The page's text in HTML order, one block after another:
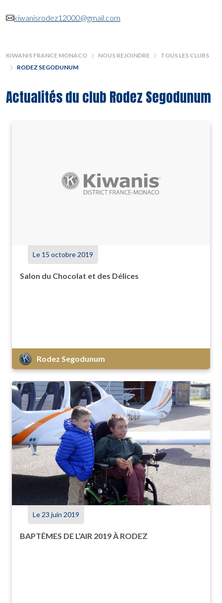
kiwanisrodez12000@gmail.com
KIWANIS FRANCE MONACO NOUS REJOINDRE
TOUS LES CLUBS
RODEZ SEGODUNUM
Actualités du club Rodez Segodunum
Le 15 octobre 2019
Salon du Chocolat et des Délices
Rodez Segodunum
Le 23 juin 2019
BAPTÊMES DE L’AIR 2019 À RODEZ